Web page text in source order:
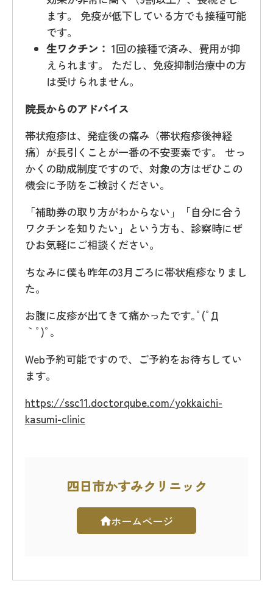
ます。 免疫が低下している方でも接種可能
です。
生ワクチン： 1回の接種で済み、費用が抑
えられます。 ただし、免疫抑制治療中の方
は受けられません。
院長からのアドバイス
帯状疱疹は、発症後の痛み（帯状疱疹後神経
痛）が長引くことが一番の不安要素です。 せっ
かくの助成制度ですので、対象の方はぜひこの
機会に予防をご検討ください。
「補助券の取り方がわからない」「自分に合う
ワクチンを知りたい」という方も、診察時にぜ
ひお気軽にご相談ください。
ちなみに僕も昨年の3月ごろに帯状疱疹なりまし
た。
お腹に皮疹が出てきて痛かったです｡ﾟ(ﾟ´Д
｀ﾟ)ﾟ｡
Web予約可能ですので、ご予約をお待ちしてい
ます。
https://ssc11.doctorqube.com/yokkaichi-
kasumi-clinic
四日市かすみクリニック
ホームページ